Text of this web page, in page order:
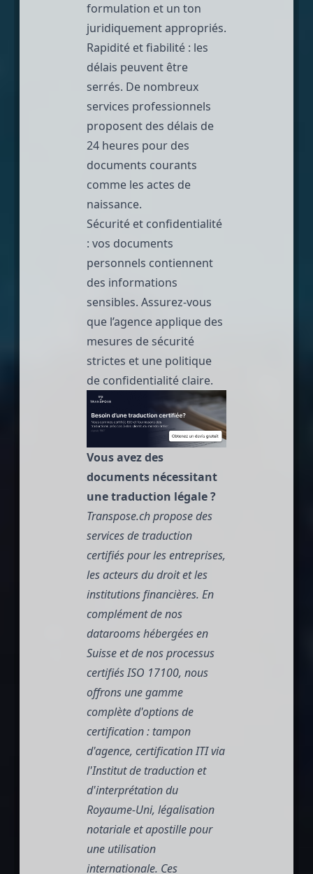
formulation et un ton
juridiquement appropriés.
Rapidité et fiabilité : les
délais peuvent être
serrés. De nombreux
services professionnels
proposent des délais de
24 heures pour des
documents courants
comme les actes de
naissance.
Sécurité et confidentialité
: vos documents
personnels contiennent
des informations
sensibles. Assurez-vous
que l’agence applique des
mesures de sécurité
strictes et une politique
de confidentialité claire.
Vous avez des
documents nécessitant
une traduction légale ?
Transpose.chpropose des
services de traduction
certifiés pour les entreprises,
les acteurs du droit et les
institutions financières. En
complément de nos
datarooms hébergées en
Suisse et de nos processus
certifiés ISO 17100, nous
offrons une gamme
complète d'options de
certification : tampon
d'agence, certification ITI via
l'Institut de traduction et
d'interprétation du
Royaume-Uni, légalisation
notariale et apostille pour
une utilisation
internationale. Ces